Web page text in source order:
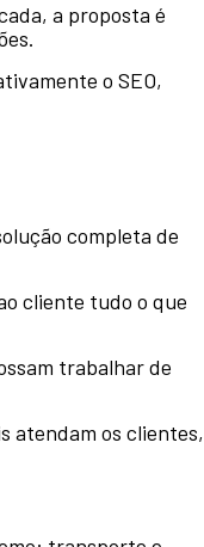
a proposta é
o SEO,
completa de
cliente tudo o que
trabalhar de
atendam os clientes,